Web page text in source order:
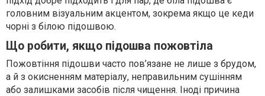
головним візуальним акцентом, зокрема якщо це кеди
чорні з білою підошвою.
Що робити, якщо підошва пожовтіла
Пожовтіння підошви часто пов’язане не лише з брудом,
а й з окисненням матеріалу, неправильним сушінням
або залишками засобів після чищення. Іноді причина